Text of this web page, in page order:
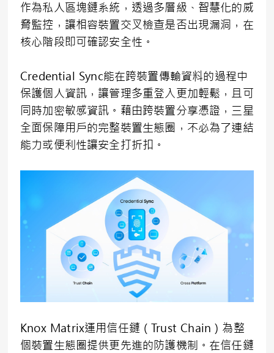
作為私人區塊鏈系統，透過多層級、智慧化的威
脅監控，讓相容裝置交叉檢查是否出現漏洞，在
核心階段即可確認安全性。
Credential Sync能在跨裝置傳輸資料的過程中
保護個人資訊，讓管理多重登入更加輕鬆，且可
同時加密敏感資訊。藉由跨裝置分享憑證，三星
全面保障用戶的完整裝置生態圈，不必為了連結
能力或便利性讓安全打折扣。
Knox Matrix運用信任鏈（Trust Chain）為整
個裝置生態圈提供更先進的防護機制。在信任鏈